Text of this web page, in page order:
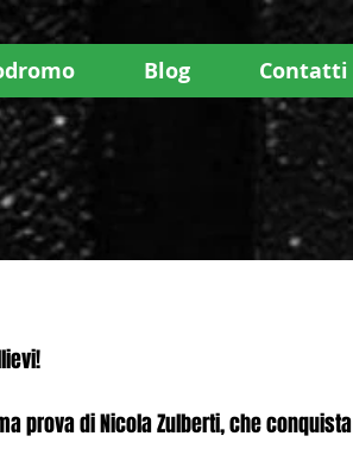
Blog Contatti
prova di Nicola Zulberti, che conquista